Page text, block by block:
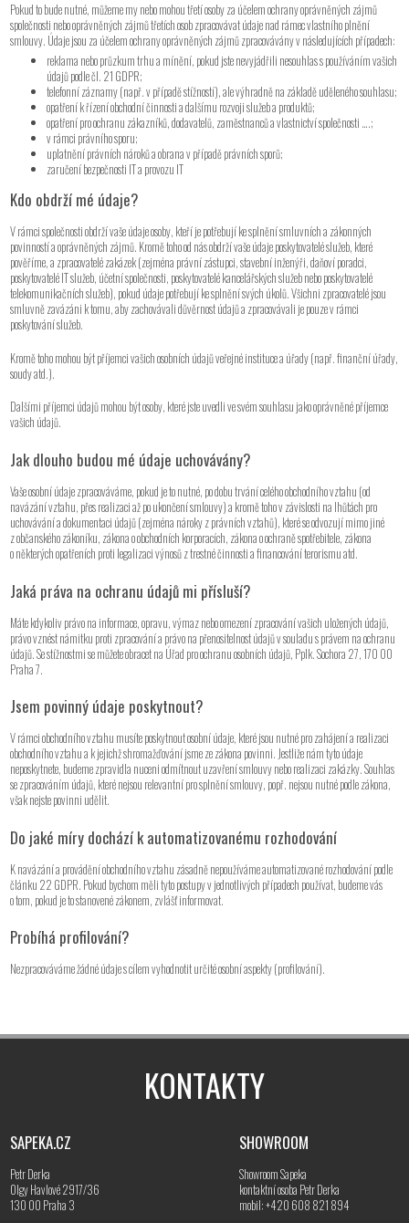
Pokud to bude nutné, můžeme my nebo mohou třetí osoby za účelem ochrany oprávněných zájmů
společnosti nebo oprávněných zájmů třetích osob zpracovávat údaje nad rámec vlastního plnění
smlouvy. Údaje jsou za účelem ochrany oprávněných zájmů zpracovávány v následujících případech:
reklama nebo průzkum trhu a mínění, pokud jste nevyjádřili nesouhlas s používáním vašich
údajů podle čl. 21 GDPR;
telefonní záznamy (např. v případě stížností), ale výhradně na základě uděleného souhlasu;
opatření k řízení obchodní činnosti a dalšímu rozvoji služeb a produktů;
opatření pro ochranu zákazníků, dodavatelů, zaměstnanců a vlastnictví společnosti ….;
v rámci právního sporu;
uplatnění právních nároků a obrana v případě právních sporů;
zaručení bezpečnosti IT a provozu IT
Kdo obdrží mé údaje?
V rámci společnosti obdrží vaše údaje osoby, kteří je potřebují ke splnění smluvních a zákonných
povinností a oprávněných zájmů. Kromě toho od nás obdrží vaše údaje poskytovatelé služeb, které
pověříme, a zpracovatelé zakázek (zejména právní zástupci, stavební inženýři, daňoví poradci,
poskytovatelé IT služeb, účetní společnosti, poskytovatelé kancelářských služeb nebo poskytovatelé
telekomunikačních služeb), pokud údaje potřebují ke splnění svých úkolů. Všichni zpracovatelé jsou
smluvně zavázáni k tomu, aby zachovávali důvěrnost údajů a zpracovávali je pouze v rámci
poskytování služeb.
Kromě toho mohou být příjemci vašich osobních údajů veřejné instituce a úřady (např. finanční úřady,
soudy atd.).
Dalšími příjemci údajů mohou být osoby, které jste uvedli ve svém souhlasu jako oprávněné příjemce
vašich údajů.
Jak dlouho budou mé údaje uchovávány?
Vaše osobní údaje zpracováváme, pokud je to nutné, po dobu trvání celého obchodního vztahu (od
navázání vztahu, přes realizaci až po ukončení smlouvy) a kromě toho v závislosti na lhůtách pro
uchovávání a dokumentaci údajů (zejména nároky z právních vztahů), které se odvozují mimo jiné
z občanského zákoníku, zákona o obchodních korporacích, zákona o ochraně spotřebitele, zákona
o některých opatřeních proti legalizaci výnosů z trestné činnosti a financování terorismu atd.
Jaká práva na ochranu údajů mi přísluší?
Máte kdykoliv právo na informace, opravu, výmaz nebo omezení zpracování vašich uložených údajů,
právo vznést námitku proti zpracování a právo na přenositelnost údajů v souladu s právem na ochranu
údajů. Se stížnostmi se můžete obracet na Úřad pro ochranu osobních údajů, Pplk. Sochora 27, 170 00
Praha 7.
Jsem povinný údaje poskytnout?
V rámci obchodního vztahu musíte poskytnout osobní údaje, které jsou nutné pro zahájení a realizaci
obchodního vztahu a k jejichž shromažďování jsme ze zákona povinni. Jestliže nám tyto údaje
neposkytnete, budeme zpravidla nuceni odmítnout uzavření smlouvy nebo realizaci zakázky. Souhlas
se zpracováním údajů, které nejsou relevantní pro splnění smlouvy, popř. nejsou nutné podle zákona,
však nejste povinni udělit.
Do jaké míry dochází k automatizovanému rozhodování
K navázání a provádění obchodního vztahu zásadně nepoužíváme automatizované rozhodování podle
článku 22 GDPR. Pokud bychom měli tyto postupy v jednotlivých případech používat, budeme vás
o tom, pokud je to stanovené zákonem, zvlášť informovat.
Probíhá profilování?
Nezpracováváme žádné údaje s cílem vyhodnotit určité osobní aspekty (profilování).
KONTAKTY
SAPEKA.CZ
Petr Derka
Olgy Havlové 2917/36
130 00 Praha 3
SHOWROOM
Showroom Sapeka
kontaktní osoba Petr Derka
mobil: +420 608 821 894